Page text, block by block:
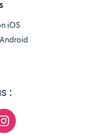
:
iOS